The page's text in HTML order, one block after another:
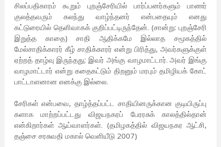
சிலப்பதிகாரம் கூறும் புறஞ்சேரியில் பார்ப்பனர்களும் பாணர்
குலத்தவரும் கலந்து வாழ்ந்தனர் என்பதையும் எனது
கட்டுரையில் தெளிவாகக் குறிப்பட்டிருந்தேன். (சான்று: புறஞ்சேரி
இறுத்த காதை) சாதி ஆதிக்கமே இல்லாத சமூகத்தில்
மேல்சாதிக்காரர் கீழ் சாதிக்காரர் என்று பிரித்து, அவர்களுக்குள்
ஏற்றத் தாழ்வு இருந்தது; இவர் அங்கு வாழமாட்டார். அவர் இங்கு
வாழமாட்டார் என்று கதைகட்டும் திறனும் மரபும் தமிழியக் கோட்
பாட்டாளனான எனக்கு இல்லை.
சேரிகள் என்பவை, தாழ்த்தப்பட்ட சாதியினருக்கான குடியிருப்பு
களாக மாற்றப்பட்டது விஜயநகரப் பேரரசுக் காலத்தில்தான்
என்கிறார்கள் ஆய்வாளர்கள். (தமிழகத்தில் விஜயநகர ஆட்சி,
தஞ்சை சரசுவதி மகால் வெளியீடு 2007)